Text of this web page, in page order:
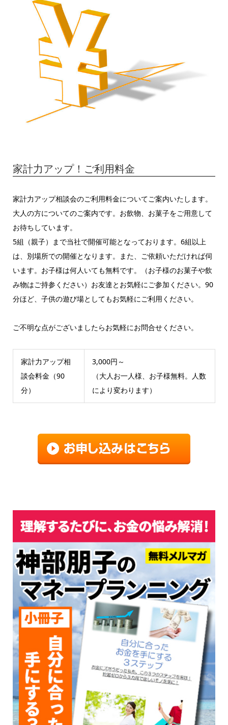
家計力アップ！ご利用料金
家計力アップ相談会のご利用料金についてご案内いたします。
大人の方についてのご案内です。お飲物、お菓子をご用意して
お待ちしています。
5組（親子）まで当社で開催可能となっております。6組以上
は、別場所での開催となります。また、ご依頼いただければ伺
います。お子様は何人いても無料です。（お子様のお菓子や飲
み物はご持参ください）お友達とお気軽にご参加ください。90
分ほど、子供の遊び場としてもお気軽にご利用ください。
ご不明な点がございましたらお気軽にお問合せください。
家計力アップ相
談会料金（90
分）
3,000円～
（大人お一人様、お子様無料。人数
により変わります）